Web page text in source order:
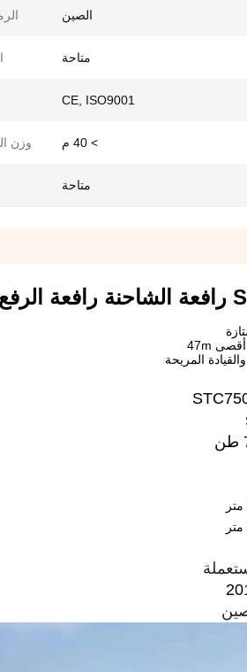
الصين
متاحة
CE, ISO9001
> 40 م وزن
متاحة